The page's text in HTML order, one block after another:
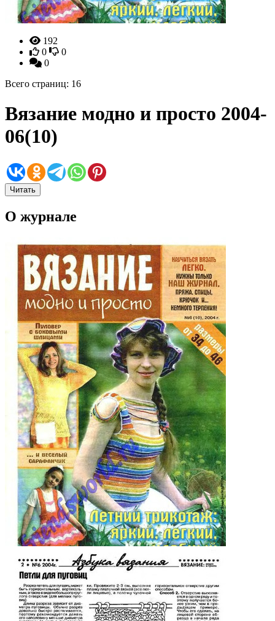
192
0
0
0
Всего страниц: 16
Вязание модно и просто 2004-
06(10)
Читать
О журнале